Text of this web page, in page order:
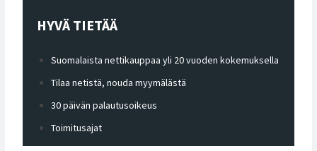
HYVÄ TIETÄÄ
Suomalaista nettikauppaa yli 20 vuoden kokemuksella
Tilaa netistä, nouda myymälästä
30 päivän palautusoikeus
Toimitusajat